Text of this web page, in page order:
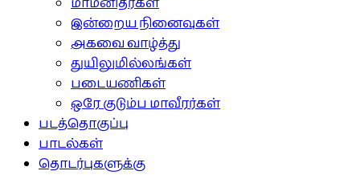
இன்றைய நினைவுகள்
அகவை வாழ்த்து
துயிலுமில்லங்கள்
படையணிகள்
ஒரே குடும்ப மாவீரர்கள்
படத்தொகுப்பு
பாடல்கள்
தொடர்புகளுக்கு